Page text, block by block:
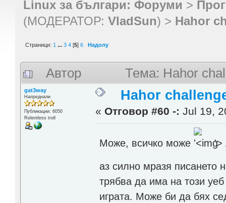
Linux за българи: Форуми >
(МОДЕРАТОР: VladSun) > Hahor
Страници: 1 ... 3 4 [5] 6 Надолу
Автор Тема: Hahor
gat3way
Напреднали
Публикации: 6050
Relentless troll
Hahor
« Отговор #60 -: Jul 19,
Може, всичко може '>
аз силно мразя писането
трябва да има на този
играта. Може би да бях